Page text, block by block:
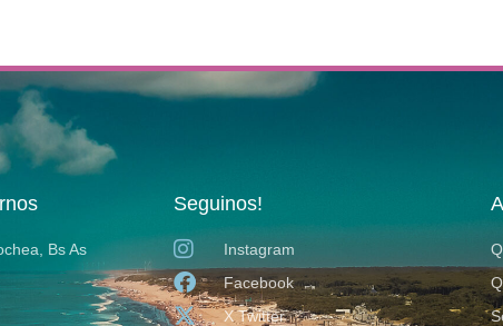
Bs As
Seguinos!
Instagram
Facebook
X Twitter